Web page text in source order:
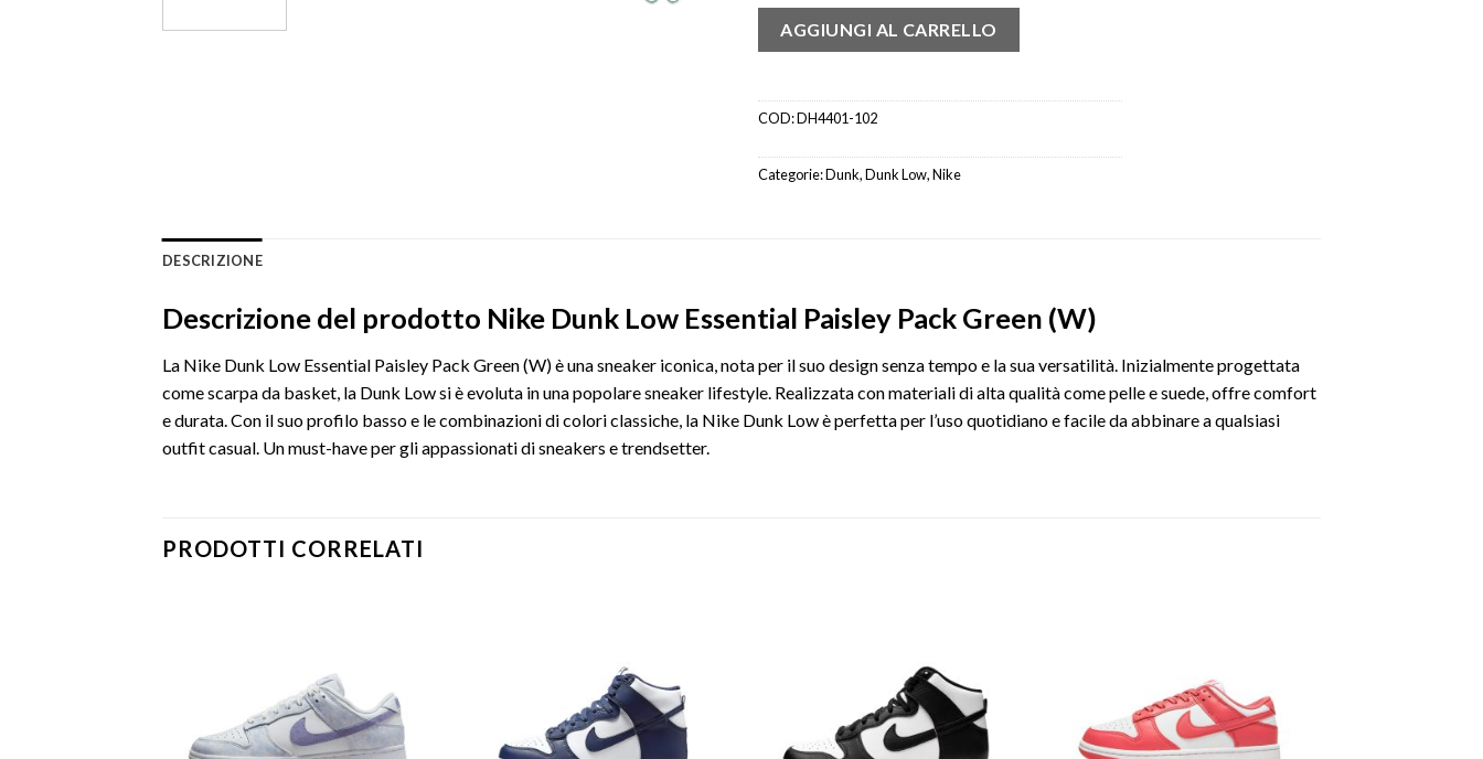
AGGIUNGI AL CARRELLO
COD:DH4401-102
Categorie:Dunk,Dunk Low,Nike
DESCRIZIONE
Descrizione del prodotto Nike Dunk Low Essential Paisley Pack Green (W)
La Nike Dunk Low Essential Paisley Pack Green (W) è una sneaker iconica, nota per il suo design senza tempo e la sua versatilità. Inizialmente progettata
come scarpa da basket, la Dunk Low si è evoluta in una popolare sneaker lifestyle. Realizzata con materiali di alta qualità come pelle e suede, offre comfort
e durata. Con il suo profilo basso e le combinazioni di colori classiche, la Nike Dunk Low è perfetta per l’uso quotidiano e facile da abbinare a qualsiasi
outfit casual. Un must-have per gli appassionati di sneakers e trendsetter.
PRODOTTI CORRELATI